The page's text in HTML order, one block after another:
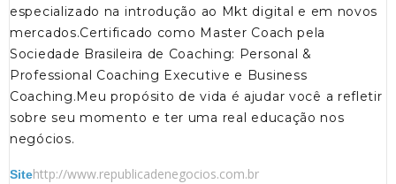
especializado na introdução ao Mkt digital e em novos
mercados.Certificado como Master Coach pela
Sociedade Brasileira de Coaching: Personal &
Professional Coaching Executive e Business
Coaching.Meu propósito de vida é ajudar você a refletir
sobre seu momento e ter uma real educação nos
negócios.
Sitehttp://www.republicadenegocios.com.br